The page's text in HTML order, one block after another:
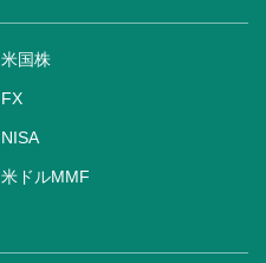
米国株
FX
NISA
米ドルMMF